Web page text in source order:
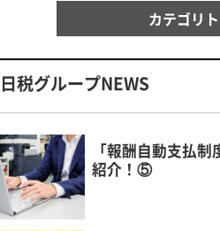
カテゴリ
日税グループNEWS
「報酬自動支払
紹介！⑤